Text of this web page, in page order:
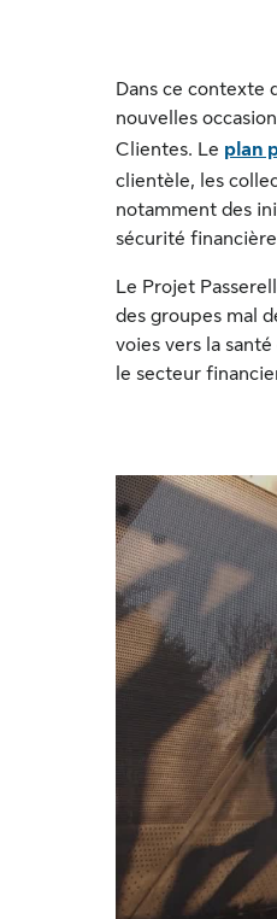
Dans ce contexte
nouvelles
Clientes. Le plan
clientèle, les
notamment des
sécurité
Le Projet
des groupes mal
voies vers la
le secteur